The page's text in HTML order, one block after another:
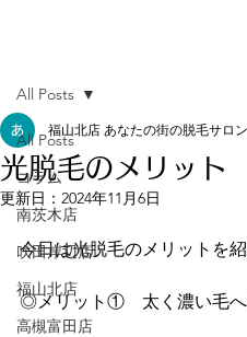
All Posts
コラム
南茨木店
吹田岸辺店
福山北店
高槻富田店
All Posts
光脱毛のメリット
福山北店 あなたの街の脱毛サロン
更新日： 2024年11月6日
今日は光脱毛のメリットを
◎メリット①　太く濃い毛へ